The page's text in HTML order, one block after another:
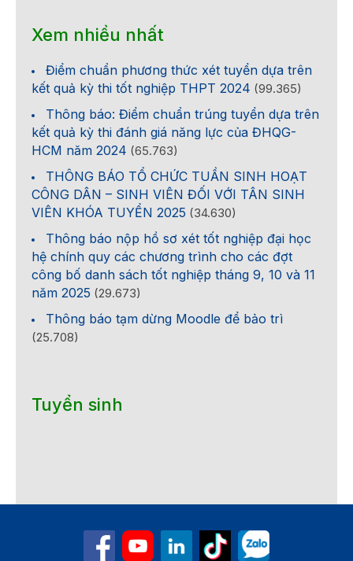
Xem nhiều nhất
Điểm chuẩn phương thức xét tuyển dựa trên
kết quả kỳ thi tốt nghiệp THPT 2024 (99.365)
Thông báo: Điểm chuẩn trúng tuyển dựa trên
kết quả kỳ thi đánh giá năng lực của ĐHQG-
HCM năm 2024 (65.763)
THÔNG BÁO TỔ CHỨC TUẦN SINH HOẠT
CÔNG DÂN – SINH VIÊN ĐỐI VỚI TÂN SINH
VIÊN KHÓA TUYỂN 2025 (34.630)
Thông báo nộp hồ sơ xét tốt nghiệp đại học
hệ chính quy các chương trình cho các đợt
công bố danh sách tốt nghiệp tháng 9, 10 và 11
năm 2025 (29.673)
Thông báo tạm dừng Moodle để bảo trì
(25.708)
Tuyển sinh